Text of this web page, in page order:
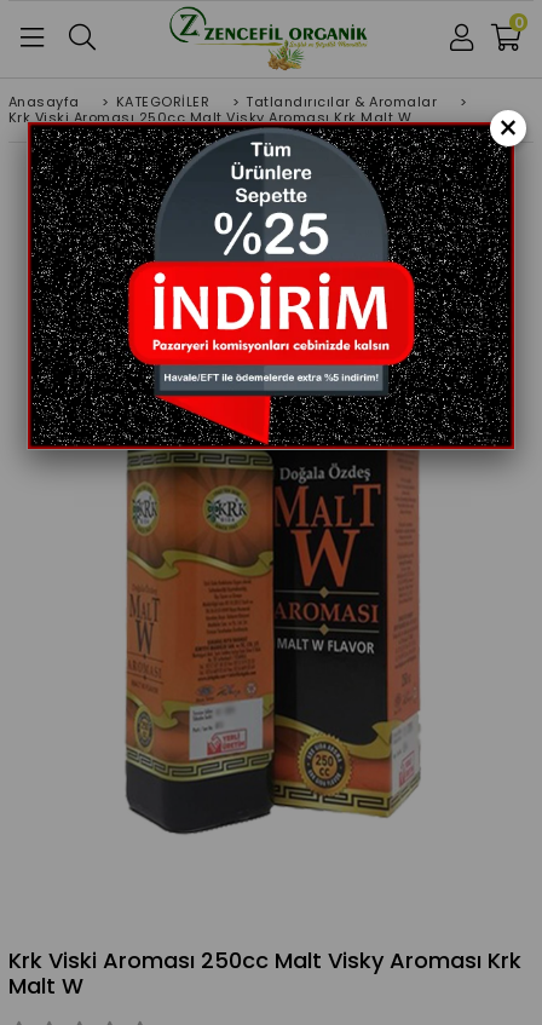
0
Anasayfa > KATEGORİLER > Tatlandırıcılar & Aromalar
>
Krk Viski Aroması 250cc Malt Visky Aroması Krk Malt W
Krk Viski Aroması 250cc Malt Visky Aroması Krk
Malt W
×